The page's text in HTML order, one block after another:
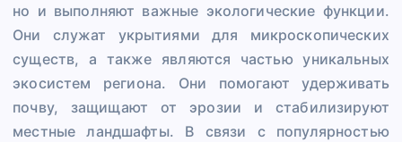
но и выполняют важные экологические функции.
Они служат укрытиями для микроскопических
существ, а также являются частью уникальных
экосистем региона. Они помогают удерживать
почву, защищают от эрозии и стабилизируют
местные ландшафты. В связи с популярностью